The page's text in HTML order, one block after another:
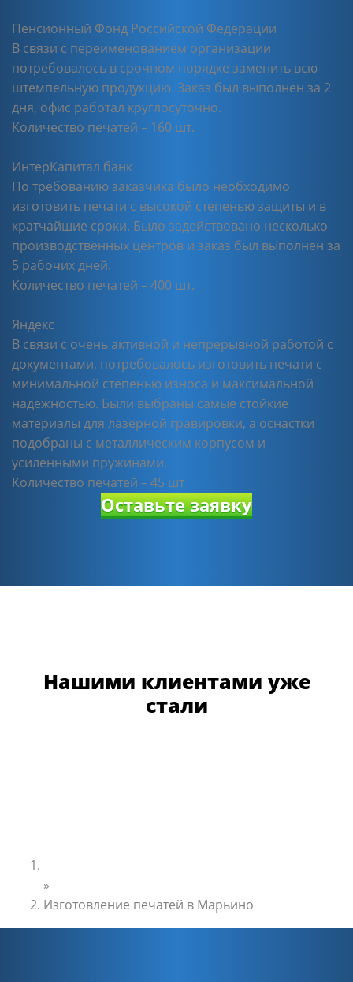
Пенсионный Фонд Российской Федерации
В связи с переименованием организации
потребовалось в срочном порядке заменить всю
штемпельную продукцию. Заказ был выполнен за 2
дня, офис работал круглосуточно.
Количество печатей – 160 шт.
ИнтерКапитал банк
По требованию заказчика было необходимо
изготовить печати с высокой степенью защиты и в
кратчайшие сроки. Было задействовано несколько
производственных центров и заказ был выполнен за
5 рабочих дней.
Количество печатей – 400 шт.
Яндекс
В связи с очень активной и непрерывной работой с
документами, потребовалось изготовить печати с
минимальной степенью износа и максимальной
надежностью. Были выбраны самые стойкие
материалы для лазерной гравировки, а оснастки
подобраны с металлическим корпусом и
усиленными пружинами.
Количество печатей – 45 шт
Оставьте заявку
Нашими клиентами уже
стали
»
Изготовление печатей в Марьино